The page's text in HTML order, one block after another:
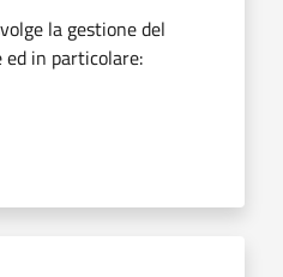
la gestione del
in particolare: